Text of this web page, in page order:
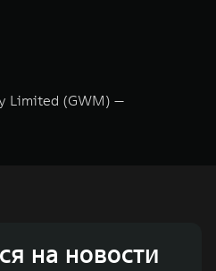
Limited (GWM) —
внедорожников,
Сфера деятельности
на новости